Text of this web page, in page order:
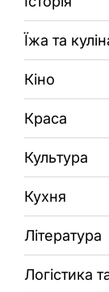
Їжа та
Кіно
Краса
Культура
Кухня
Література
Логістика